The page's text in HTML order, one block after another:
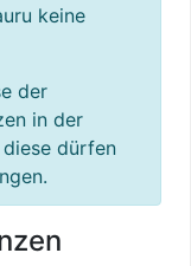
keine
der
in der
dürfen